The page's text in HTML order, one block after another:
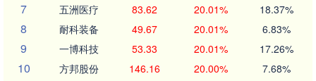
7 五洲医疗 83.62 20.01% 18.37%
8 耐科装备 49.67 20.01% 6.83%
9 一博科技 53.33 20.01% 17.26%
10 方邦股份 146.16 20.00% 7.68%